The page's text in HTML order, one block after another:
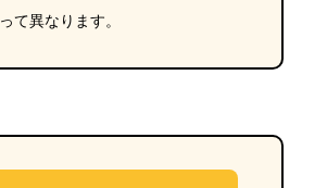
て異なります。